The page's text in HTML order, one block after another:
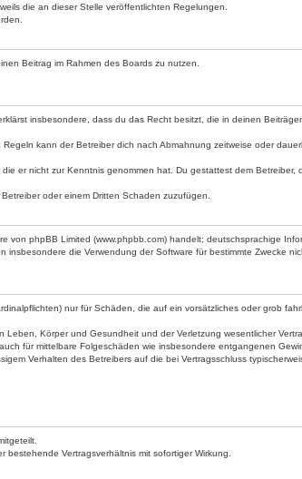
die an dieser Stelle veröffentlichten Regelungen.
Beitrag im Rahmen des Boards zu nutzen.
insbesondere, dass du das Recht besitzt, die in deinen
kann der Betreiber dich nach Abmahnung zeitweise oder
er nicht zur Kenntnis genommen hat. Du gestattest dem
oder einem Dritten Schaden zuzufügen.
von phpBB Limited (www.phpbb.com) handelt; deutschsprachige
die Verwendung der Software für bestimmte Zwecke
nur für Schäden, die auf ein vorsätzliches oder grob
Körper und Gesundheit und der Verletzung wesentlicher
für mittelbare Folgeschäden wie insbesondere entgangenen
Verhalten des Betreibers auf die bei Vertragsschluss
Vertragsverhältnis mit sofortiger Wirkung.